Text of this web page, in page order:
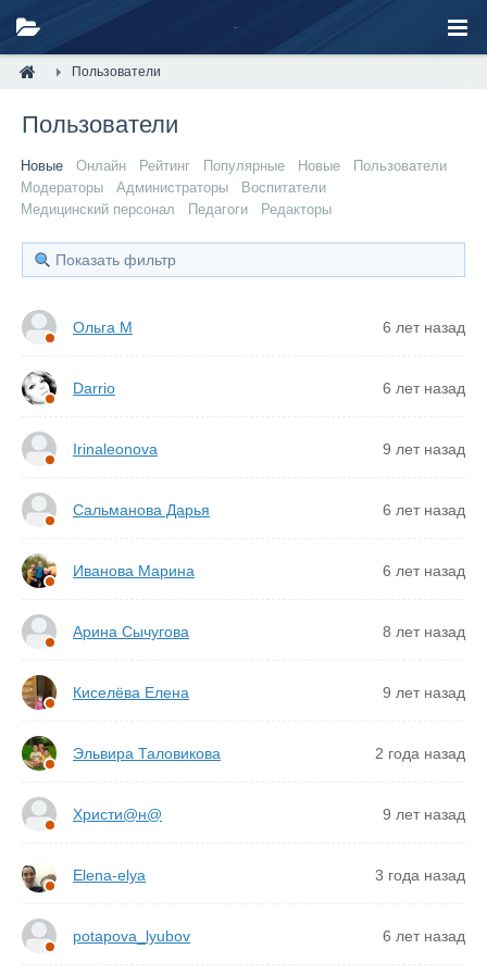
Пользователи
Пользователи
Новые Онлайн Рейтинг Популярные Новые
Пользователи
Модераторы
Администраторы
Воспитатели
Медицинский персонал
Педагоги Редакторы
Показать фильтр
Ольга М 6 лет назад
Darrio 6 лет назад
Irinaleonova 9 лет назад
Сальманова Дарья 6 лет назад
Иванова Марина 6 лет назад
Арина Сычугова 8 лет назад
Киселёва Елена 9 лет назад
Эльвира Таловикова 2 года назад
Христи@н@ 9 лет назад
Elena-elya 3 года назад
potapova_lyubov 6 лет назад